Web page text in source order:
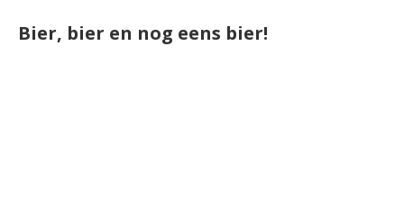
Bier, bier en nog eens bier!